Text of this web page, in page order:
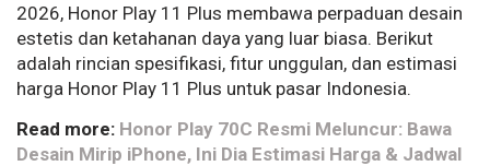
2026, Honor Play 11 Plus membawa perpaduan desain
estetis dan ketahanan daya yang luar biasa. Berikut
adalah rincian spesifikasi, fitur unggulan, dan estimasi
harga Honor Play 11 Plus untuk pasar Indonesia.
Read more: Honor Play 70C Resmi Meluncur: Bawa
Desain Mirip iPhone, Ini Dia Estimasi Harga & Jadwal